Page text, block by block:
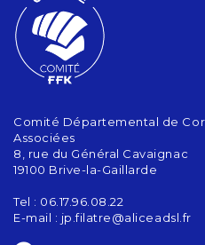
Comité Départemental de
Associées
8, rue du Général Cavaignac
19100 Brive-la-Gaillarde
Tel : 06.17.96.08.22
E-mail : jp.filatre@aliceadsl.fr